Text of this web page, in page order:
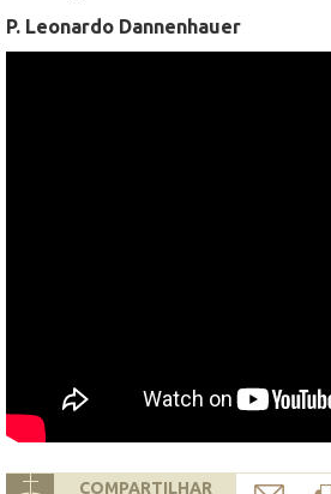
P. Leonardo Dannenhauer
COMPARTILHAR